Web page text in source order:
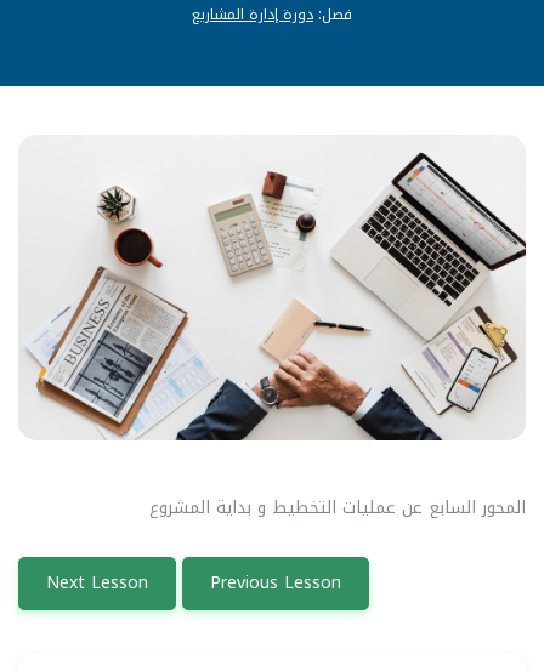
فصل: دورة إدارة المشاريع
المحور السابع عن عمليات التخطيط و بداية المشروع
Previous Lesson
Next Lesson